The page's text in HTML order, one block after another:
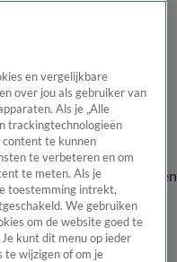
Onze gezichten
In de
Kijkersvraag insturen
en vergelijkbare
over jou als gebruiker van
Als je „Alle
trackingtechnologieën
content te kunnen
te verbeteren en om
te meten. Als je
toestemming intrekt,
We gebruiken
om de website goed te
kunt dit menu op ieder
te wijzigen of om je